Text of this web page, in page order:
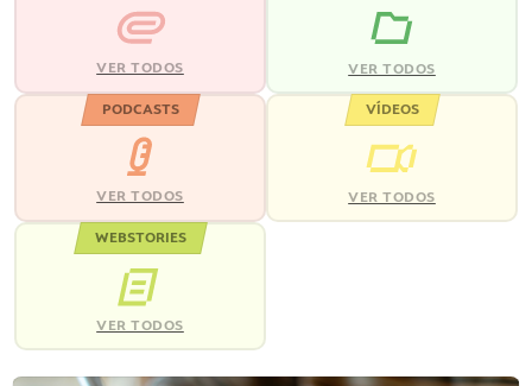
VER TODOS VER TODOS
PODCASTS
VER TODOS
VÍDEOS
VER TODOS
WEBSTORIES
VER TODOS